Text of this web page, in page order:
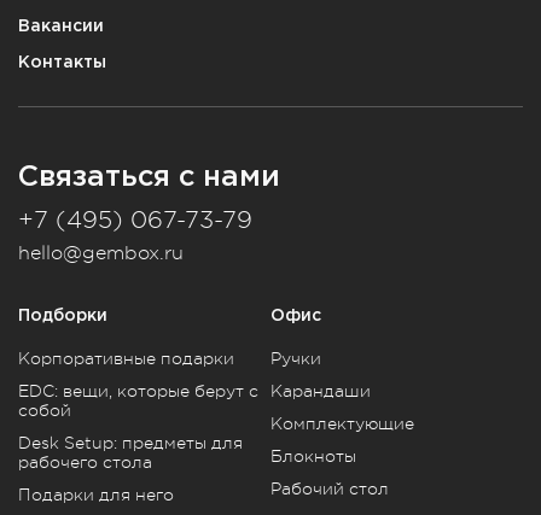
Вакансии
Контакты
Связаться с нами
+7 (495) 067-73-79
hello@gembox.ru
Подборки
Корпоративные подарки
EDC: вещи, которые берут с
собой
Desk Setup: предметы для
рабочего стола
Подарки для него
Офис
Ручки
Карандаши
Комплектующие
Блокноты
Рабочий стол